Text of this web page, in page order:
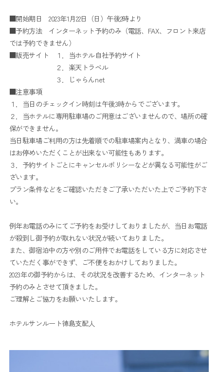
■開始期日 2023年1月22日（日）午後2時より
■予約方法 インターネット予約のみ（電話、FAX、フロント来店
では予約できません）
■販売サイト １．当ホテル自社予約サイト
２．楽天トラベル
３．じゃらんnet
■注意事項
１．当日のチェックイン時刻は午後3時からでございます。
２．当ホテルに専用駐車場のご用意はございませんので、場所の確
保ができません。
当日駐車場ご利用の方は先着順での駐車場案内となり、満車の場合
はお停めいただくことが出来ない可能性もあります。
３．予約サイトごとにキャンセルポリシーなどが異なる可能性がご
ざいます。
プラン条件などをご確認いただきご了承いただいた上でご予約下さ
い。
例年お電話のみにてご予約をお受けしておりましたが、当日お電話
が殺到し御予約が取れない状況が続いておりました。
また、御宿泊中の方や別のご用件でお電話をしている方に対応させ
ていただく事ができず、ご不便をおかけしておりました。
2023年の御予約からは、その状況を改善するため、インターネット
予約のみとさせて頂きました。
ご理解とご協力をお願いいたします。
ホテルサンルート徳島支配人